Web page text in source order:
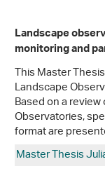
Landscape
monitoring and
This Master
Landscape
Based on a
Observatories,
format are
Master Thesis